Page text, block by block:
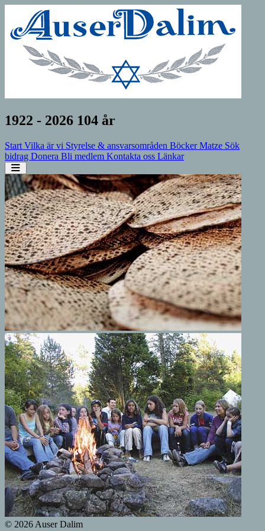
1922 - 2026 104 år
Start Vilka är vi Styrelse & ansvarsområden BöckerMatze Sök
bidrag Donera Bli medlem Kontakta oss Länkar
Open sidebar
© 2026 Auser Dalim